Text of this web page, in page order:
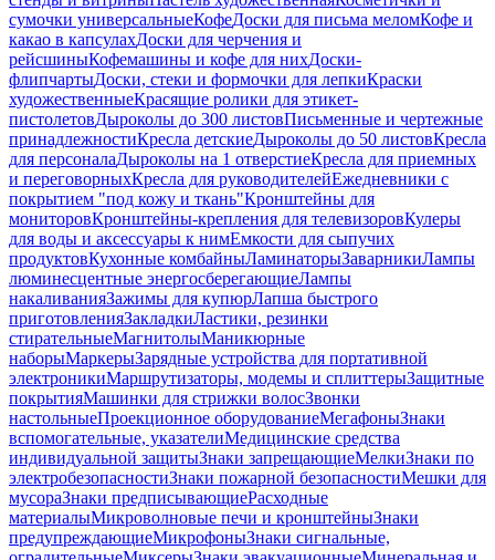
сумочки универсальныеКофеДоски для письма меломКофе и
какао в капсулахДоски для черчения и
рейсшиныКофемашины и кофе для нихДоски-
флипчартыДоски, стеки и формочки для лепкиКраски
художественныеКрасящие ролики для этикет-
пистолетовДыроколы до 300 листовПисьменные и чертежные
принадлежностиКресла детскиеДыроколы до 50 листовКресла
для персоналаДыроколы на 1 отверстиеКресла для приемных
и переговорныхКресла для руководителейЕжедневники с
покрытием "под кожу и ткань"Кронштейны для
мониторовКронштейны-крепления для телевизоровКулеры
для воды и аксессуары к нимЕмкости для сыпучих
продуктовКухонные комбайныЛаминаторыЗаварникиЛампы
люминесцентные энергосберегающиеЛампы
накаливанияЗажимы для купюрЛапша быстрого
приготовленияЗакладкиЛастики, резинки
стирательныеМагнитолыМаникюрные
наборыМаркерыЗарядные устройства для портативной
электроникиМаршрутизаторы, модемы и сплиттерыЗащитные
покрытияМашинки для стрижки волосЗвонки
настольныеПроекционное оборудованиеМегафоныЗнаки
вспомогательные, указателиМедицинские средства
индивидуальной защитыЗнаки запрещающиеМелкиЗнаки по
электробезопасностиЗнаки пожарной безопасностиМешки для
мусораЗнаки предписывающиеРасходные
материалыМикроволновые печи и кронштейныЗнаки
предупреждающиеМикрофоныЗнаки сигнальные,